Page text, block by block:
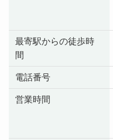
最寄駅からの徒歩時
間
電話番号
営業時間